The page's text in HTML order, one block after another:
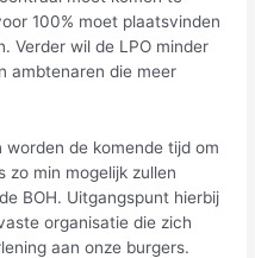
100% moet plaatsvinden
Verder wil de LPO minder
ambtenaren die meer
worden de komende tijd om
zo min mogelijk zullen
BOH. Uitgangspunt hierbij
organisatie die zich
aan onze burgers.